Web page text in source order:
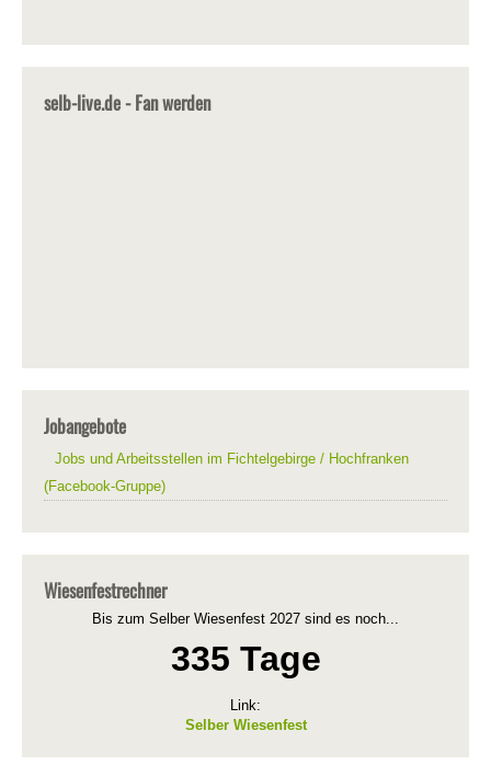
selb-live.de - Fan werden
Jobangebote
Jobs und Arbeitsstellen im Fichtelgebirge / Hochfranken
(Facebook-Gruppe)
Wiesenfestrechner
Bis zum Selber Wiesenfest 2027 sind es noch...
335 Tage
Link:
Selber Wiesenfest